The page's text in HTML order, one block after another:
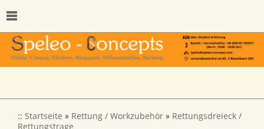
:: Startseite » Rettung / Workzubehör » Rettungsdreieck /
Rettungstrage